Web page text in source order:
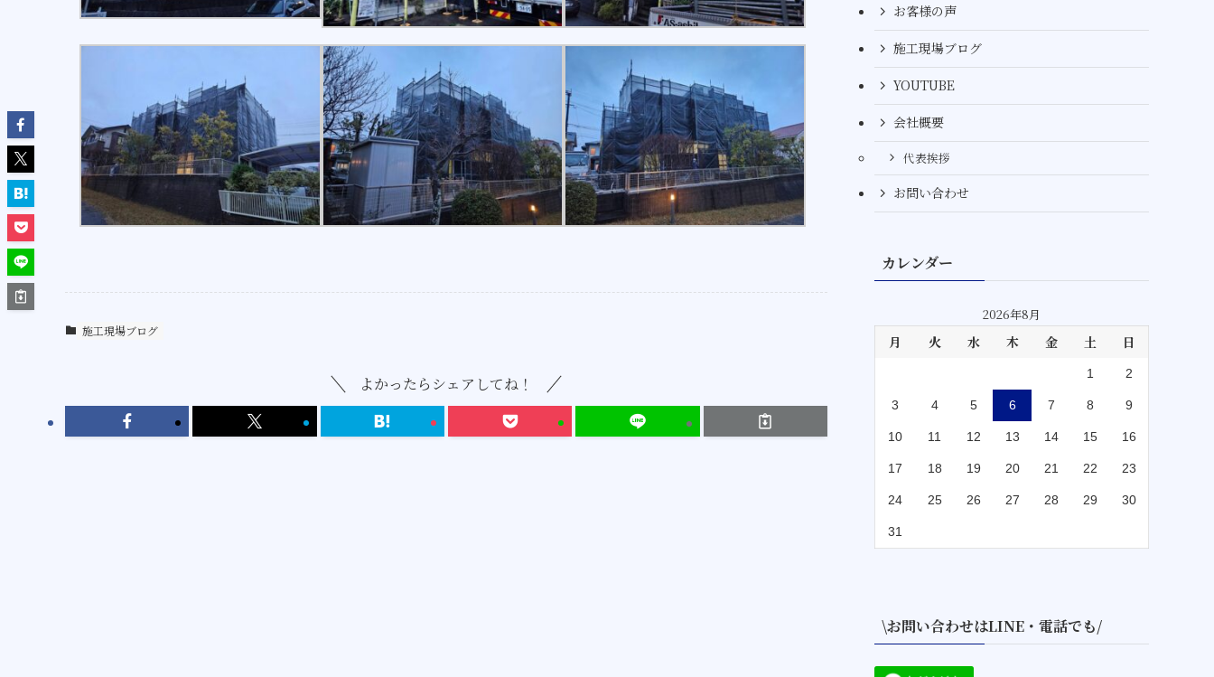
施工現場ブログ
よかったらシェアしてね！
お客様の声
施工現場ブログ
YOUTUBE
会社概要
代表挨拶
お問い合わせ
カレンダー
2026年8月
月 火 水 木 金 土 日
1 2
3 4 5 6 7 8 9
10 11 12 13 14 15 16
17 18 19 20 21 22 23
24 25 26 27 28 29 30
31
\お問い合わせはLINE・電話でも/